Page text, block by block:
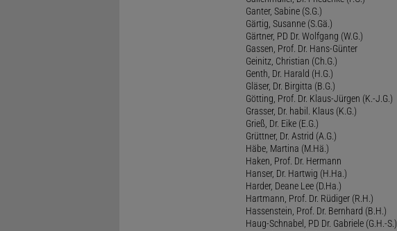
Ganter, Sabine (S.G.)
Gärtig, Susanne (S.Gä.)
Gärtner, PD Dr. Wolfgang (W.G.)
Gassen, Prof. Dr. Hans-Günter
Geinitz, Christian (Ch.G.)
Genth, Dr. Harald (H.G.)
Gläser, Dr. Birgitta (B.G.)
Götting, Prof. Dr. Klaus-Jürgen (K.-J.G.)
Grasser, Dr. habil. Klaus (K.G.)
Grieß, Dr. Eike (E.G.)
Grüttner, Dr. Astrid (A.G.)
Häbe, Martina (M.Hä.)
Haken, Prof. Dr. Hermann
Hanser, Dr. Hartwig (H.Ha.)
Harder, Deane Lee (D.Ha.)
Hartmann, Prof. Dr. Rüdiger (R.H.)
Hassenstein, Prof. Dr. Bernhard (B.H.)
Haug-Schnabel, PD Dr. Gabriele (G.H.-S.)